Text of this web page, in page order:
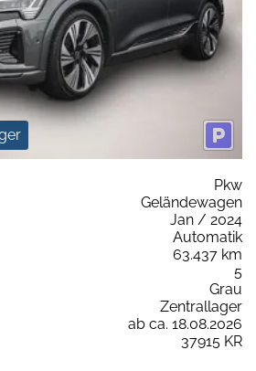
Pkw
Geländewagen
Jan / 2024
Automatik
63.437 km
5
Grau
Zentrallager
ab ca. 18.08.2026
37915 KR